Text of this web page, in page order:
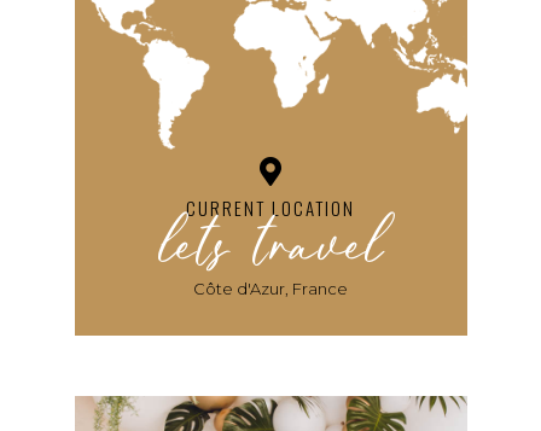
CURRENT LOCATION
lets travel
Côte d'Azur, France